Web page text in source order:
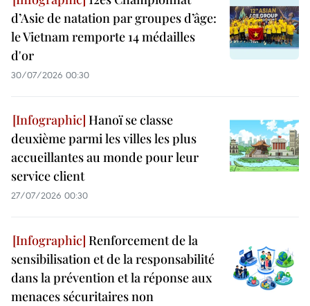
d’Asie de natation par groupes d’âge:
le Vietnam remporte 14 médailles
d'or
30/07/2026 00:30
Hanoï se classe
deuxième parmi les villes les plus
accueillantes au monde pour leur
service client
27/07/2026 00:30
Renforcement de la
sensibilisation et de la responsabilité
dans la prévention et la réponse aux
menaces sécuritaires non